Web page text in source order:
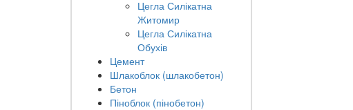
Цегла Силікатна
Житомир
Цегла Силікатна
Обухів
Цемент
Шлакоблок (шлакобетон)
Бетон
Піноблок (пінобетон)